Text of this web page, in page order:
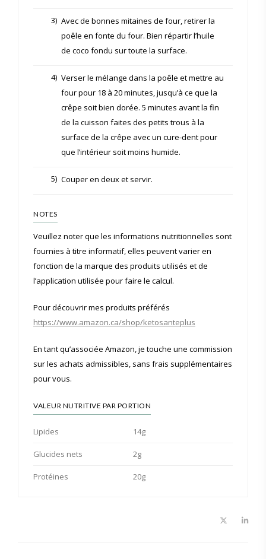
3) Avec de bonnes mitaines de four, retirer la
poêle en fonte du four. Bien répartir l’huile
de coco fondu sur toute la surface.
4) Verser le mélange dans la poêle et mettre au
four pour 18 à 20 minutes, jusqu’à ce que la
crêpe soit bien dorée. 5 minutes avant la fin
de la cuisson faites des petits trous à la
surface de la crêpe avec un cure-dent pour
que l’intérieur soit moins humide.
5) Couper en deux et servir.
NOTES
Veuillez noter que les informations nutritionnelles sont
fournies à titre informatif, elles peuvent varier en
fonction de la marque des produits utilisés et de
l’application utilisée pour faire le calcul.
Pour découvrir mes produits préférés
https://www.amazon.ca/shop/ketosanteplus
En tant qu’associée Amazon, je touche une commission
sur les achats admissibles, sans frais supplémentaires
pour vous.
VALEUR NUTRITIVE PAR PORTION
Lipides 14g
Glucides nets 2g
Protéines 20g